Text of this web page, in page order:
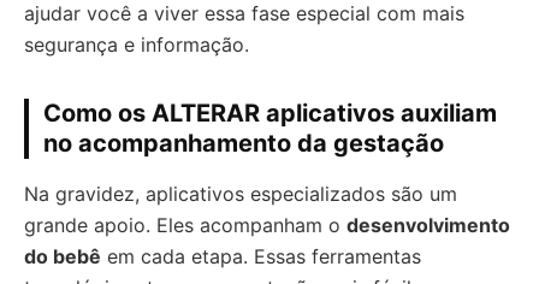
ajudar você a viver essa fase especial com mais
segurança e informação.
Como os ALTERAR aplicativos auxiliam
no acompanhamento da gestação
Na gravidez, aplicativos especializados são um
grande apoio. Eles acompanham o desenvolvimento
do bebê em cada etapa. Essas ferramentas